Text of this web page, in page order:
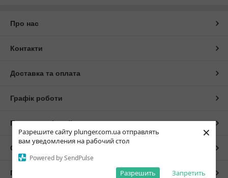
Разрешите сайту plunger.com.ua отправлять
вам уведомления на рабочий стол
Powered by SendPulse
Запретить
Разрешить
×
Про нас
Контакти
Доставка та оплата
Графік роботи
Повна версія сайту
Сайт створено на маркетплейсі
Політика конфіденційності